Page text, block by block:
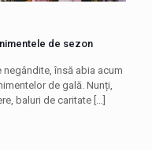
de sezon
negândite, însă abia acum
de gală. Nunți,
baluri de caritate